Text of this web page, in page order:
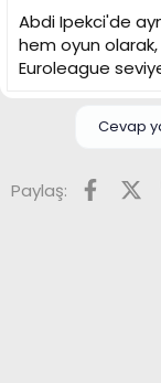
Abdi Ipekci'de
hem oyun olarak,
Euroleague
Cevap
Paylaş: